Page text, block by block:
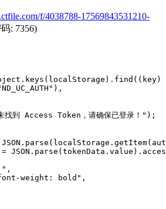
f/4038788-17569843531210-
: 7356)
到 Access Token，请确保已登录！");
weight: bold",